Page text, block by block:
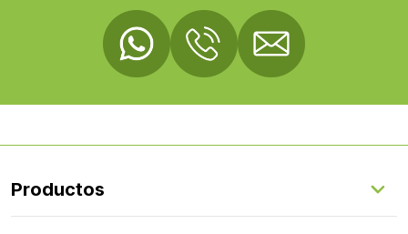
Productos